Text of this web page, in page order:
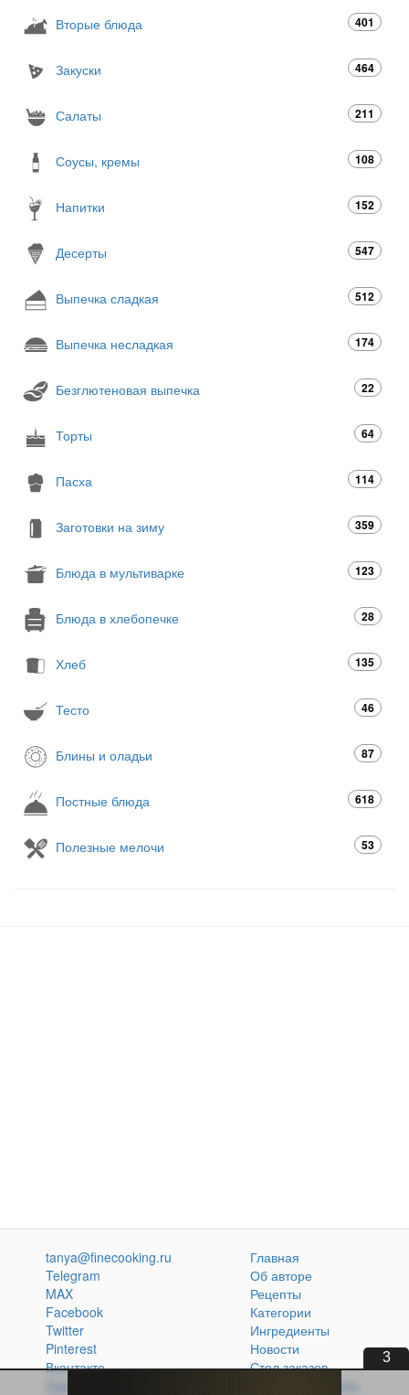
Вторые блюда 401
Закуски 464
Салаты 211
Соусы, кремы 108
Напитки 152
Десерты 547
Выпечка сладкая 512
Выпечка несладкая 174
Безглютеновая выпечка 22
Торты 64
Пасха 114
Заготовки на зиму 359
Блюда в мультиварке 123
Блюда в хлебопечке 28
Хлеб 135
Тесто 46
Блины и оладьи 87
Постные блюда 618
Полезные мелочи 53
2
tanya@finecooking.ru
Telegram
MAX
Facebook
Twitter
Pinterest
Вконтакте
Одноклассники
Главная
Об авторе
Рецепты
Категории
Ингредиенты
Новости
Стол заказов
Кулинарная книга